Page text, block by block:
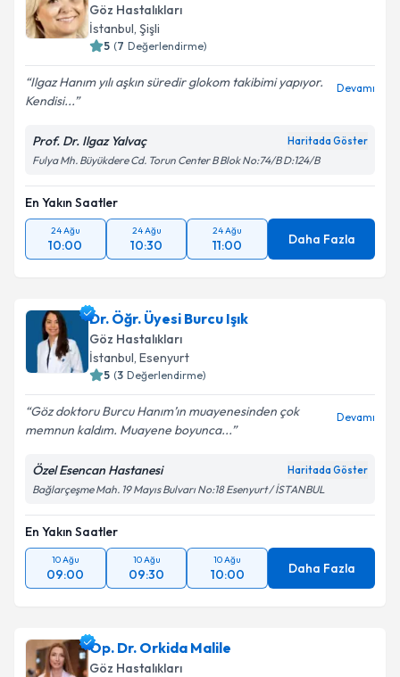
Göz Hastalıkları
İstanbul, Şişli
5 (7 Değerlendirme)
Ilgaz Hanım yılı aşkın süredir glokom takibimi yapıyor.
Kendisi...
Devamı
Prof. Dr. Ilgaz Yalvaç Haritada Göster
Fulya Mh. Büyükdere Cd. Torun Center B Blok No:74/B D:124/B
En Yakın Saatler
24 Ağu
10:00
24 Ağu
10:30
24 Ağu
11:00 Daha Fazla
Dr. Öğr. Üyesi Burcu Işık
Göz Hastalıkları
İstanbul, Esenyurt
5 (3 Değerlendirme)
Göz doktoru Burcu Hanım’ın muayenesinden çok
memnun kaldım. Muayene boyunca...
Devamı
Özel Esencan Hastanesi Haritada Göster
Bağlarçeşme Mah. 19 Mayıs Bulvarı No:18 Esenyurt / İSTANBUL
En Yakın Saatler
10 Ağu
09:00
10 Ağu
09:30
10 Ağu
10:00 Daha Fazla
Op. Dr. Orkida Malile
Göz Hastalıkları